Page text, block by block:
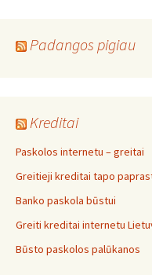
Padangos pigiau
Kreditai
Paskolos internetu – greitai
Greitieji kreditai tapo
Banko paskola būstui
Greiti kreditai internetu
Būsto paskolos palūkanos